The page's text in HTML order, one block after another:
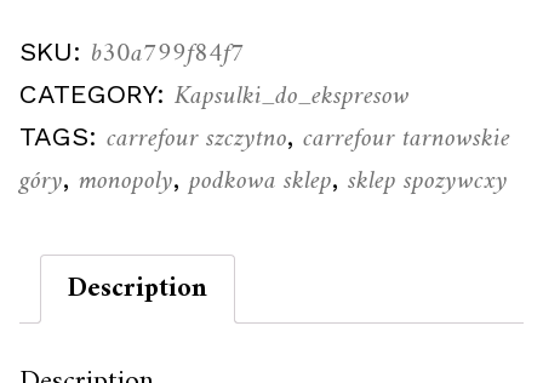
SKU: b30a799f84f7
CATEGORY: Kapsulki_do_ekspresow
TAGS: carrefour szczytno, carrefour tarnowskie
góry, monopoly, podkowa sklep, sklep spozywcxy
Description